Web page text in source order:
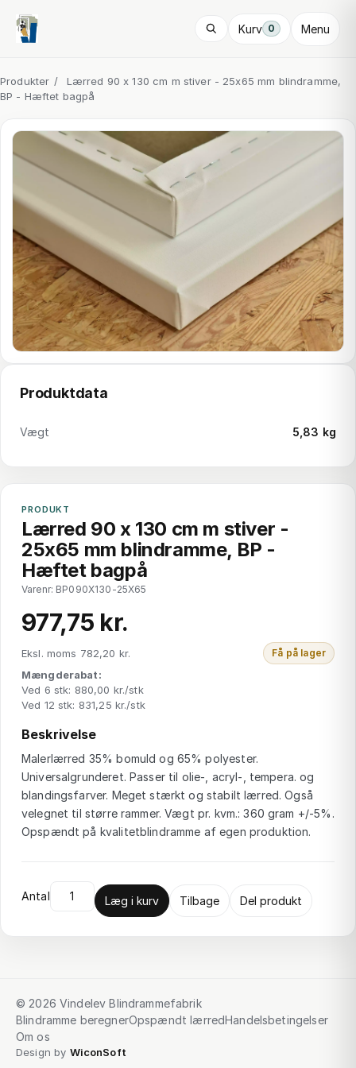
Kurv 0 Menu
Produkter /
Lærred 90 x 130 cm m stiver - 25x65 mm blindramme,
BP - Hæftet bagpå
Produktdata
Vægt 5,83 kg
PRODUKT
Lærred 90 x 130 cm m stiver -
25x65 mm blindramme, BP -
Hæftet bagpå
Varenr: BP090X130-25X65
977,75 kr.
Eksl. moms 782,20 kr. Få på lager
Mængderabat:
Ved 6 stk: 880,00 kr./stk
Ved 12 stk: 831,25 kr./stk
Beskrivelse
Malerlærred 35% bomuld og 65% polyester.
Universalgrunderet. Passer til olie-, acryl-, tempera. og
blandingsfarver. Meget stærkt og stabilt lærred. Også
velegnet til større rammer. Vægt pr. kvm.: 360 gram +/-5%.
Opspændt på kvalitetblindramme af egen produktion.
Antal Læg i kurv Tilbage Del produkt
© 2026 Vindelev Blindrammefabrik
Blindramme beregnerOpspændt lærredHandelsbetingelser
Om os
Design by WiconSoft